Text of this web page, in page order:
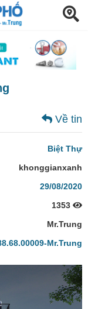
Về tin
Biệt Thự
khonggianxanh
29/08/2020
1353
Mr.Trung
Mr.Trung